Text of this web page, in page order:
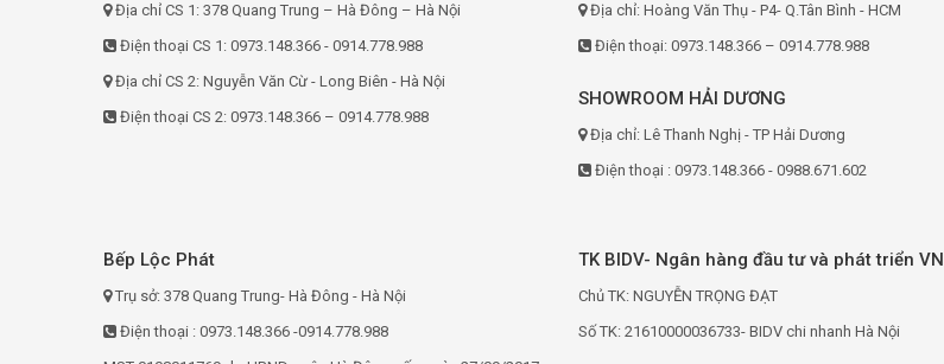
Địa chỉ CS 1: 378 Quang Trung – Hà Đông – Hà Nội
Điện thoại CS 1: 0973.148.366 - 0914.778.988
Địa chỉ CS 2: Nguyễn Văn Cừ - Long Biên - Hà Nội
Điện thoại CS 2: 0973.148.366 – 0914.778.988
Địa chỉ: Hoàng Văn Thụ - P4- Q.Tân Bình - HCM
Điện thoại: 0973.148.366 – 0914.778.988
SHOWROOM HẢI DƯƠNG
Địa chỉ: Lê Thanh Nghị - TP Hải Dương
Điện thoại : 0973.148.366 - 0988.671.602
Bếp Lộc Phát
Trụ sở: 378 Quang Trung- Hà Đông - Hà Nội
Điện thoại : 0973.148.366 -0914.778.988
TK BIDV- Ngân hàng đầu tư và phát triển VN
Chủ TK: NGUYỄN TRỌNG ĐẠT
Số TK: 21610000036733- BIDV chi nhanh Hà Nội